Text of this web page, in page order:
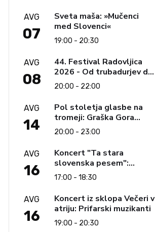
AVG
07
Sveta maša: »Mučenci
med Slovenci«
19:00 - 20:30
AVG
08
44. Festival Radovljica
2026 - Od trubadurjev do
Brahmsa
20:00 - 22:00
AVG
14
Pol stoletja glasbe na
tromeji: Graška Gora
obeležuje 50. jubilejni
festival narodno-zabavne
glasbe
20:00 - 23:00
AVG
16
Koncert "Ta stara
slovenska pesem":
Ljudski pevci Jezerci
17:00 - 18:30
AVG
16
Koncert iz sklopa Večeri v
atriju: Prifarski muzikanti
19:00 - 20:30